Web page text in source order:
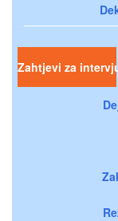
Zahtjevi za